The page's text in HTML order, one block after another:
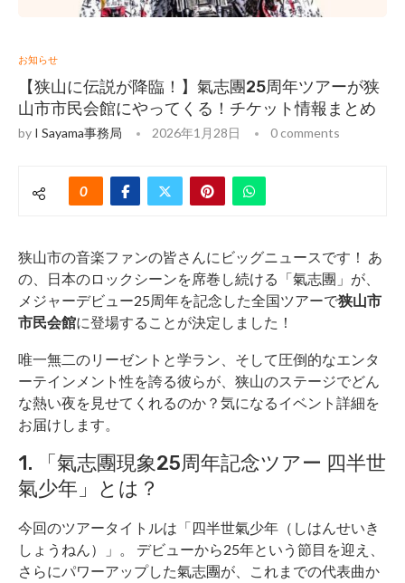
お知らせ
【狭山に伝説が降臨！】氣志團25周年ツアーが狭
山市市民会館にやってくる！チケット情報まとめ
by I Sayama事務局 2026年1月28日 0 comments
0
狭山市の音楽ファンの皆さんにビッグニュースです！ あ
の、日本のロックシーンを席巻し続ける「氣志團」が、
メジャーデビュー25周年を記念した全国ツアーで狭山市
市民会館に登場することが決定しました！
唯一無二のリーゼントと学ラン、そして圧倒的なエンタ
ーテインメント性を誇る彼らが、狭山のステージでどん
な熱い夜を見せてくれるのか？気になるイベント詳細を
お届けします。
1. 「氣志團現象25周年記念ツアー 四半世
氣少年」とは？
今回のツアータイトルは「四半世氣少年（しはんせいき
しょうねん）」。 デビューから25年という節目を迎え、
さらにパワーアップした氣志團が、これまでの代表曲か